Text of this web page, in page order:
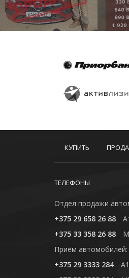
КУПИТЬ
ТЕЛЕФОНЫ
Отдел продажи
+375 29 658 26 88
+375 33 358 26 88
Приём автомобилей:
+375 29 3333 284
A1